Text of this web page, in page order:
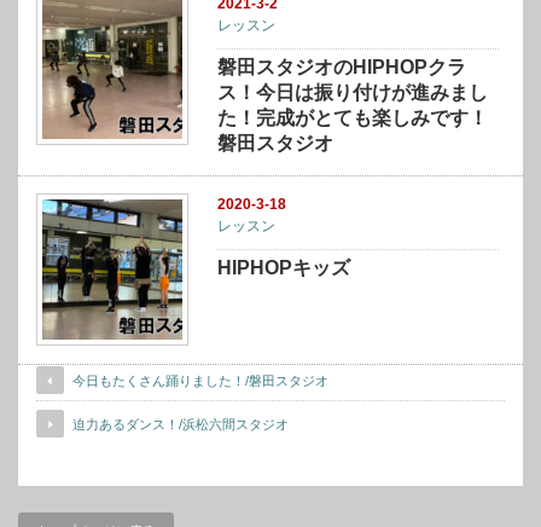
レッスン
磐田スタジオのHIPHOPクラ
ス！今日は振り付けが進みまし
た！完成がとても楽しみです！
磐田スタジオ
2020-3-18
レッスン
HIPHOPキッズ
今日もたくさん踊りました！/磐田スタジオ
迫力あるダンス！/浜松六間スタジオ